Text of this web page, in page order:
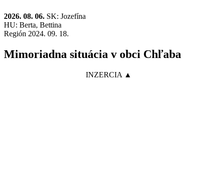
2026. 08. 06. SK: Jozefína
HU: Berta, Bettina
Región 2024. 09. 18.
Mimoriadna situácia v obci Chľaba
INZERCIA ▲